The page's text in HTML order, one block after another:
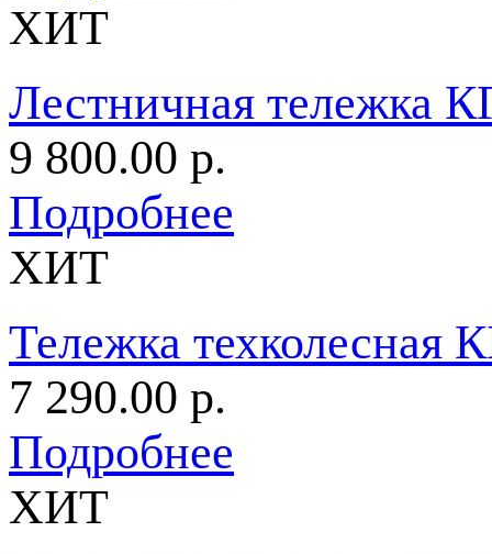
ХИТ
Лестничная тележка
9 800.00 р.
Подробнее
ХИТ
Тележка техколесная
7 290.00 р.
Подробнее
ХИТ